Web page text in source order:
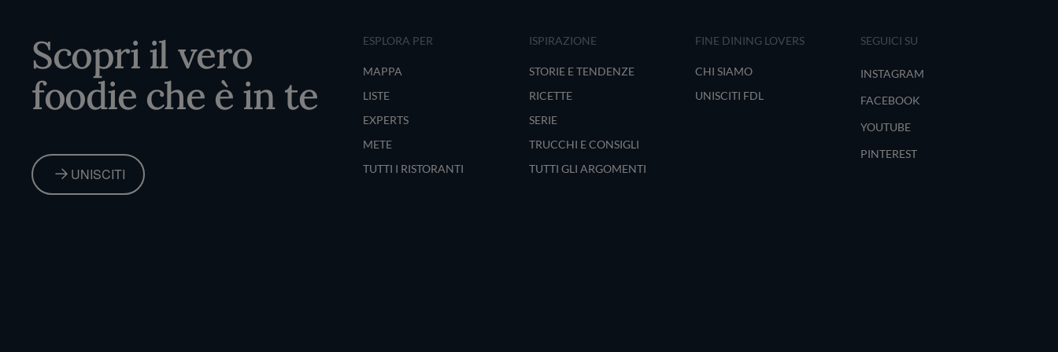
Scopri il vero
foodie che è in te
UNISCITI
ESPLORA PER
MAPPA
LISTE
EXPERTS
METE
TUTTI I RISTORANTI
ISPIRAZIONE
STORIE E TENDENZE
RICETTE
SERIE
TRUCCHI E CONSIGLI
TUTTI GLI ARGOMENTI
FINE DINING LOVERS
CHI SIAMO
UNISCITI FDL
SEGUICI SU
INSTAGRAM
FACEBOOK
YOUTUBE
PINTEREST